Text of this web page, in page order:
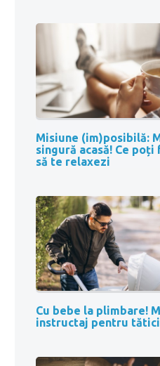
Misiune (im)posibilă:
singură acasă! Ce poți
să te relaxezi
Cu bebe la plimbare!
instructaj pentru tătici